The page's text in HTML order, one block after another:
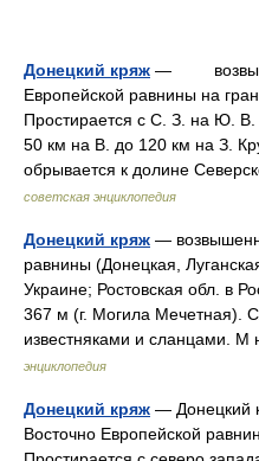
Донецкий кряж —
Европейской равнины на
Простирается с С. З. на Ю.
50 км на В. до 120 км на З.
обрывается к долине
советская энциклопедия
Донецкий кряж —
равнины (Донецкая,
Украине; Ростовская обл. в
367 м (г. Могила Мечетная).
известняками и сланцами.
энциклопедия
Донецкий кряж — Донецкий
Восточно Европейской